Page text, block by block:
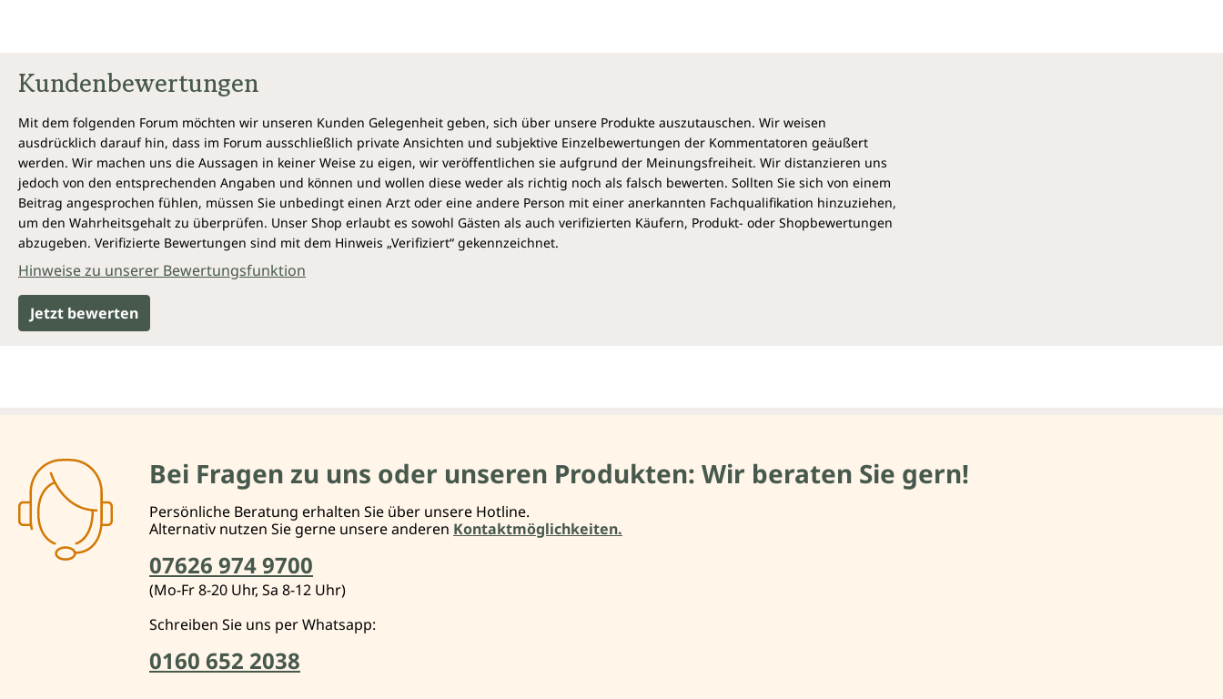
Kundenbewertungen
Mit dem folgenden Forum möchten wir unseren Kunden Gelegenheit geben, sich über unsere Produkte auszutauschen. Wir weisen
ausdrücklich darauf hin, dass im Forum ausschließlich private Ansichten und subjektive Einzelbewertungen der Kommentatoren geäußert
werden. Wir machen uns die Aussagen in keiner Weise zu eigen, wir veröffentlichen sie aufgrund der Meinungsfreiheit. Wir distanzieren uns
jedoch von den entsprechenden Angaben und können und wollen diese weder als richtig noch als falsch bewerten. Sollten Sie sich von einem
Beitrag angesprochen fühlen, müssen Sie unbedingt einen Arzt oder eine andere Person mit einer anerkannten Fachqualifikation hinzuziehen,
um den Wahrheitsgehalt zu überprüfen. Unser Shop erlaubt es sowohl Gästen als auch verifizierten Käufern, Produkt- oder Shopbewertungen
abzugeben. Verifizierte Bewertungen sind mit dem Hinweis „Verifiziert“ gekennzeichnet.
Hinweise zu unserer Bewertungsfunktion
Jetzt bewerten
Bei Fragen zu uns oder unseren Produkten: Wir beraten Sie gern!
Persönliche Beratung erhalten Sie über unsere Hotline.
Alternativ nutzen Sie gerne unsere anderen Kontaktmöglichkeiten.
07626 974 9700
(Mo-Fr 8-20 Uhr, Sa 8-12 Uhr)
Schreiben Sie uns per Whatsapp:
0160 652 2038